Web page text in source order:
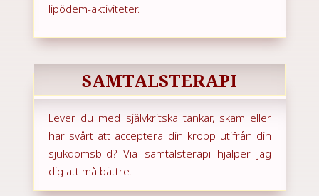
lipödem-aktiviteter.
SAMTALSTERAPI
Lever du med självkritska tankar, skam eller
har svårt att acceptera din kropp utifrån din
sjukdomsbild? Via samtalsterapi hjälper jag
dig att må bättre.